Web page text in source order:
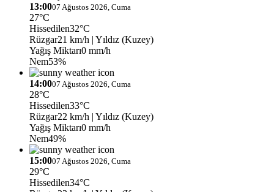
13:0007 Ağustos 2026, Cuma
27°C
Hissedilen32°C
Rüzgar21 km/h | Yıldız (Kuzey)
Yağış Miktarı0 mm/h
Nem53%
14:0007 Ağustos 2026, Cuma
28°C
Hissedilen33°C
Rüzgar22 km/h | Yıldız (Kuzey)
Yağış Miktarı0 mm/h
Nem49%
15:0007 Ağustos 2026, Cuma
29°C
Hissedilen34°C